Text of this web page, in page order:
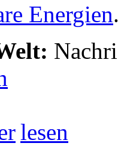
Energien
lesen